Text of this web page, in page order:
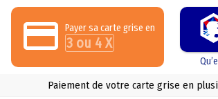
Payer sa carte grise en
3 ou 4 X
Paiement de votre carte grise en